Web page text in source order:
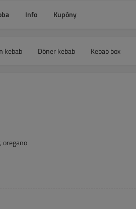
Info Kupóny
kebab Döner kebab Kebab box
oregano